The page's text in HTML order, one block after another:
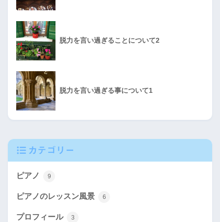
脱力を言い過ぎることについて2
脱力を言い過ぎる事について1
カテゴリー
ピアノ 9
ピアノのレッスン風景 6
プロフィール 3